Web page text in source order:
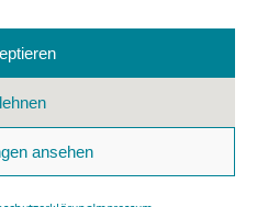
ansehen
| All Rights Reserved |